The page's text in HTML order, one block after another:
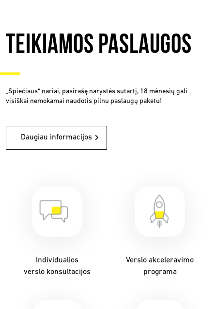
Teikiamos paslaugos
„Spiečiaus“ nariai, pasirašę narystės sutartį, 18 mėnesių gali
visiškai nemokamai naudotis pilnu paslaugų paketu!
Daugiau informacijos
Individualios
verslo konsultacijos
Verslo akceleravimo
programa